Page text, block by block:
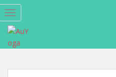
S
t
TOGGLE NAVIGATION